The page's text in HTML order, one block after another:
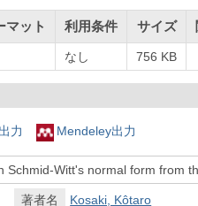
マット 利用条件 サイズ
なし 756 KB
力 Mendeley出力
Schmid-Witt's normal form from
著者名 Kosaki, Kôtaro